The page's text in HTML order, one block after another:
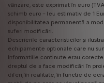
vânzare, este exprimat în euro
schimb euro – leu estimativ de 1
disponibilitatea permanentă a
suferi modificări.
Descrierile caracteristicilor și
echipamente optionale care nu
Informatiile continute erau
dreptul de a face modificări în
diferi, în realitate, în functie de